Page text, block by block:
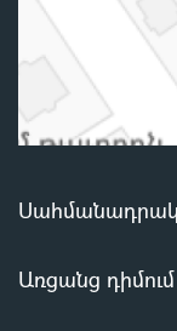
Առցանց դիմում